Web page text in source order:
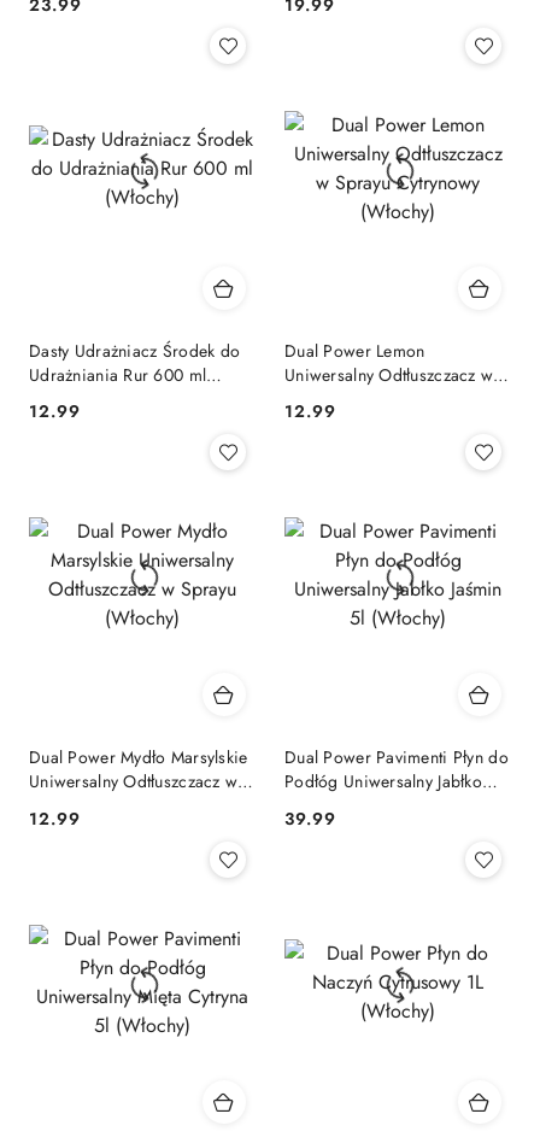
(Włochy)
Dasty Udrażniacz Środek do
Udrażniania Rur 600 ml
Cena:
12.99
Dual Power Lemon
Uniwersalny Odtłuszczacz w
Cena:
12.99
Dual Power Mydło Marsylskie
Uniwersalny Odtłuszczacz w
Cena:
12.99
Dual Power Pavimenti Płyn do
Podłóg Uniwersalny Jabłko
Cena:
39.99